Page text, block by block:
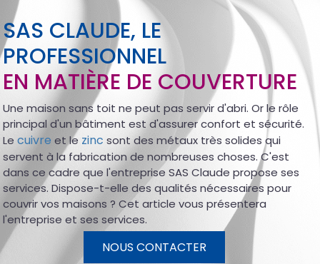
SAS CLAUDE, LE
PROFESSIONNEL
EN MATIÈRE DE COUVERTURE
Une maison sans toit ne peut pas servir d'abri. Or le rôle
principal d'un bâtiment est d'assurer confort et sécurité.
Le cuivre et le zinc sont des métaux très solides qui
servent à la fabrication de nombreuses choses. C'est
dans ce cadre que l'entreprise SAS Claude propose ses
services. Dispose-t-elle des qualités nécessaires pour
couvrir vos maisons ? Cet article vous présentera
l'entreprise et ses services.
NOUS CONTACTER